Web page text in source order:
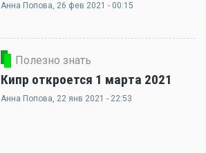
Анна Попова, 26 фев 2021 - 00:15
Полезно знать
Кипр откроется 1 марта 2021
Анна Попова, 22 янв 2021 - 22:53